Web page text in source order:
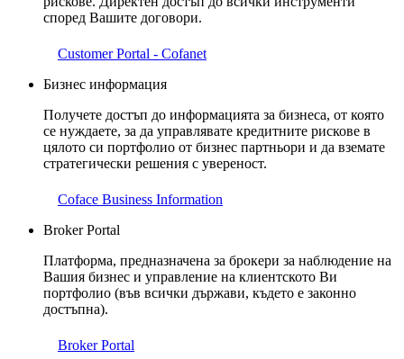
според Вашите договори.
Customer Portal - Cofanet
Бизнес информация
Получете достъп до информацията за бизнеса, от която
се нуждаете, за да управлявате кредитните рискове в
цялото си портфолио от бизнес партньори и да вземате
стратегически решения с увереност.
Coface Business Information
Broker Portal
Платформа, предназначена за брокери за наблюдение на
Вашия бизнес и управление на клиентското Ви
портфолио (във всички държави, където е законно
достъпна).
Broker Portal